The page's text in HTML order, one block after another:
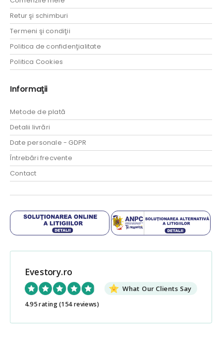
Retur şi schimburi
Termeni şi condiţii
Politica de confidenţialitate
Politica Cookies
Informaţii
Metode de plată
Detalii livrări
Date personale - GDPR
Întrebări frecvente
Contact
Evestory.ro
What Our Clients Say
4.95 rating(154 reviews)